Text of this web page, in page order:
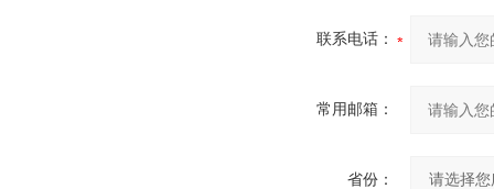
联系电话：
常用邮箱：
省份：